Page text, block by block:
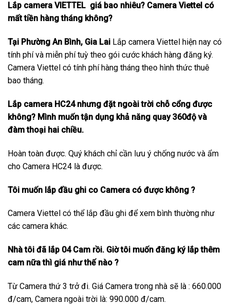
Lắp camera VIETTEL giá bao nhiêu? Camera Viettel có
mất tiền hàng tháng không?
Tại Phường An Bình, Gia Lai Lắp camera Viettel hiện nay có
tính phí và miễn phí tuỳ theo gói cước khách hàng đăng ký.
Camera Viettel có tính phí hàng tháng theo hình thức thuê
bao tháng.
Lắp camera HC24 nhưng đặt ngoài trời chỗ cổng được
không? Mình muốn tận dụng khả năng quay 360độ và
đàm thoại hai chiều.
Hoàn toàn được. Quý khách chỉ cần lưu ý chống nước và ẩm
cho Camera HC24 là được.
Tôi muốn lắp đầu ghi co Camera có được không ?
Camera Viettel có thể lắp đầu ghi để xem bình thường như
các camera khác.
Nhà tôi đã lắp 04 Cam rồi. Giờ tôi muốn đăng ký lắp thêm
cam nữa thì giá như thế nào ?
Từ Camera thứ 3 trở đi. Giá Camera trong nhà sẽ là : 660.000
đ/cam, Camera ngoài trời là: 990.000 đ/cam.